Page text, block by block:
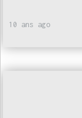
10 ans ago